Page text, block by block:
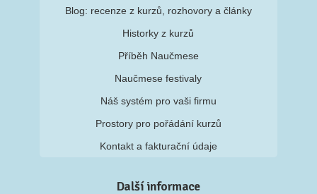
Blog: recenze z kurzů, rozhovory a články
Historky z kurzů
Příběh Naučmese
Naučmese festivaly
Náš systém pro vaši firmu
Prostory pro pořádání kurzů
Kontakt a fakturační údaje
Další informace